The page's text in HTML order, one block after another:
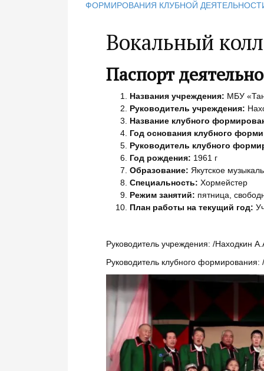
ФОРМИРОВАНИЯ КЛУБНОЙ
Вокальный
Паспорт
Названия учреждения: МБУ
Руководитель учреждения:
Название клубного
Год основания клубного
Руководитель клубного
Год рождения: 1961 г
Образование: Якутское
Специальность: Хормейстер
Режим занятий: пятница,
План работы на текущий год:
Руководитель учреждения: /Находкин
Руководитель клубного формирования: